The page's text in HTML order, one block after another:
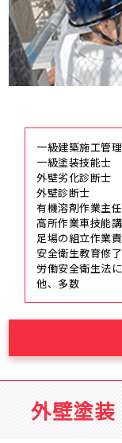
一級建築施工管
一級塗装技能士
外壁劣化診断士
外壁診断士
有機溶剤作業主
高所作業車技能
足場の組立作業
安全衛生教育修了
労働安全衛生法
他、多数
外壁塗装